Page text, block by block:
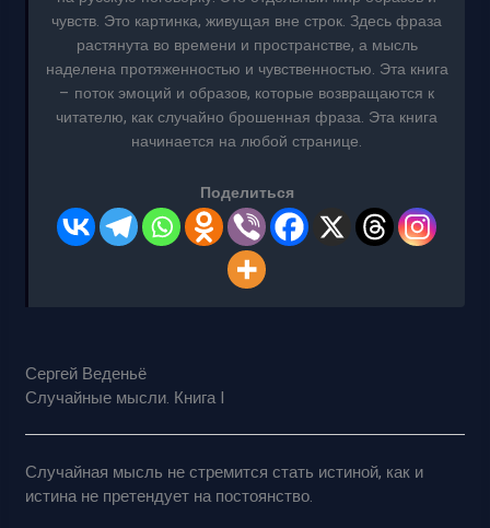
чувств. Это картинка, живущая вне строк. Здесь фраза
растянута во времени и пространстве, а мысль
наделена протяженностью и чувственностью. Эта книга
– поток эмоций и образов, которые возвращаются к
читателю, как случайно брошенная фраза. Эта книга
начинается на любой странице.
Поделиться
Сергей Веденьё
Случайные мысли. Книга I
Случайная мысль не стремится стать истиной, как и
истина не претендует на постоянство.